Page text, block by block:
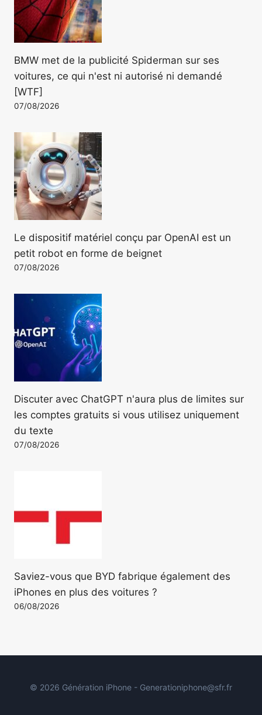
BMW met de la publicité Spiderman sur ses
voitures, ce qui n'est ni autorisé ni demandé
[WTF]
07/08/2026
Le dispositif matériel conçu par OpenAI est un
petit robot en forme de beignet
07/08/2026
Discuter avec ChatGPT n'aura plus de limites sur
les comptes gratuits si vous utilisez uniquement
du texte
07/08/2026
Saviez-vous que BYD fabrique également des
iPhones en plus des voitures ?
06/08/2026
© 2026 Génération iPhone - Generationiphone@sfr.fr